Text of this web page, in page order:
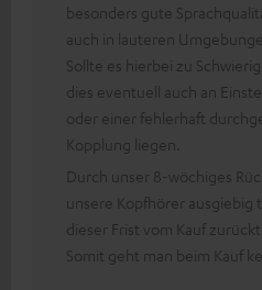
besonders gute
auch in lauteren
Sollte es hierbei zu
dies eventuell auch an
oder einer fehlerhaft
Kopplung liegen.
Durch unser 8-wöchiges
unsere Kopfhörer ausgiebig
dieser Frist vom Kauf
Somit geht man beim Kauf